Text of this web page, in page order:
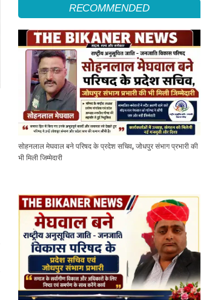
RECOMMENDED
सोहनलाल मेघवाल बने परिषद के प्रदेश सचिव, जोधपुर संभाग प्रभारी की
भी मिली जिम्मेदारी